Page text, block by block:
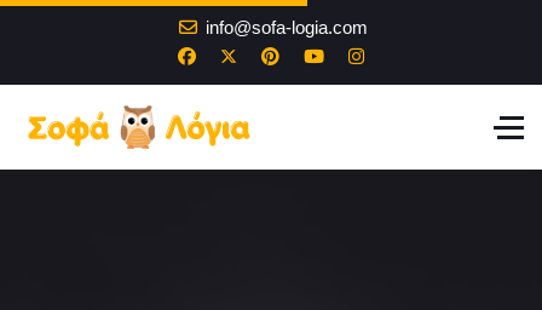
info@sofa-logia.com